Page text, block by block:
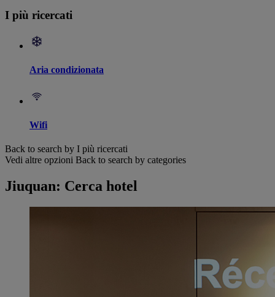
I più ricercati
Aria condizionata
Wifi
Back to search by I più ricercati
Vedi altre opzioni Back to search by categories
Jiuquan: Cerca hotel